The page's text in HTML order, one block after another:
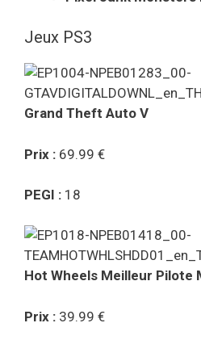
Jeux PS3
Grand Theft Auto V
Prix : 69.99 €
PEGI : 18
Hot Wheels Meilleur Pilote
Prix : 39.99 €